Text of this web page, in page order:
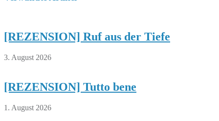
[REZENSION] Ruf aus der Tiefe
3. August 2026
[REZENSION] Tutto bene
1. August 2026